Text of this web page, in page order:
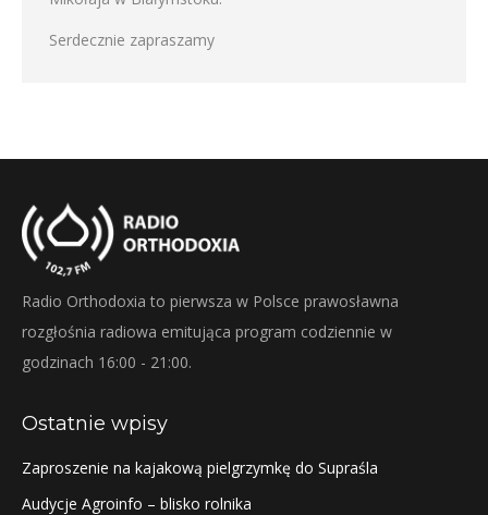
Serdecznie zapraszamy
Radio Orthodoxia to pierwsza w Polsce prawosławna
rozgłośnia radiowa emitująca program codziennie w
godzinach 16:00 - 21:00.
Ostatnie wpisy
Zaproszenie na kajakową pielgrzymkę do Supraśla
Audycje Agroinfo – blisko rolnika